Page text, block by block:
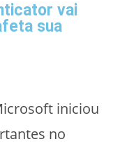
vai
sua
iniciou
no